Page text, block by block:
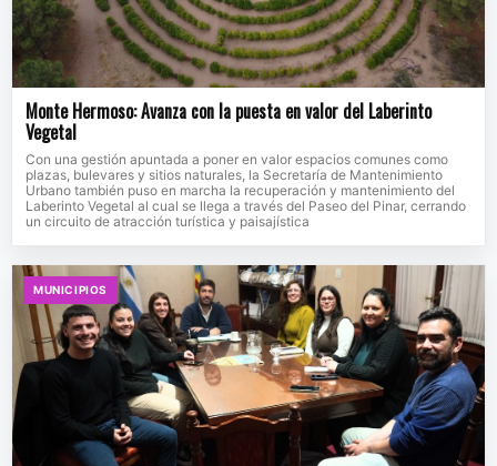
Monte Hermoso: Avanza con la puesta en valor del Laberinto
Vegetal
Con una gestión apuntada a poner en valor espacios comunes como
plazas, bulevares y sitios naturales, la Secretaría de Mantenimiento
Urbano también puso en marcha la recuperación y mantenimiento del
Laberinto Vegetal al cual se llega a través del Paseo del Pinar, cerrando
un circuito de atracción turística y paisajística
MUNICIPIOS